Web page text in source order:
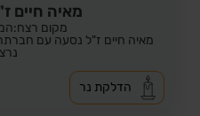
מאיה חיים
מקום
מאיה חיים ז"ל נסעה עם
הדלקת נר